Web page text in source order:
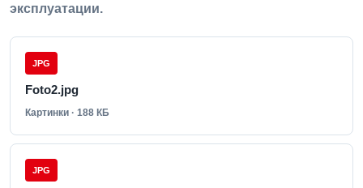
эксплуатации.
JPG
Foto2.jpg
Картинки · 188 КБ
JPG